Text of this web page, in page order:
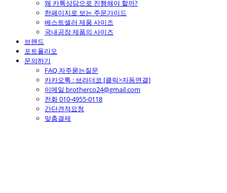
왜 카톡상담으로 진행해야 할까?
한페이지로 보는 주문가이드
베스트셀러 제품 사이즈
국내공장 제품의 사이즈
브랜드
포트폴리오
문의하기
FAQ 자주묻는질문
카카오톡 : 브라더코 [클릭>자동연결]
이메일 brotherco24@gmail.com
전화 010-4955-0118
간단견적요청
맞춤결제